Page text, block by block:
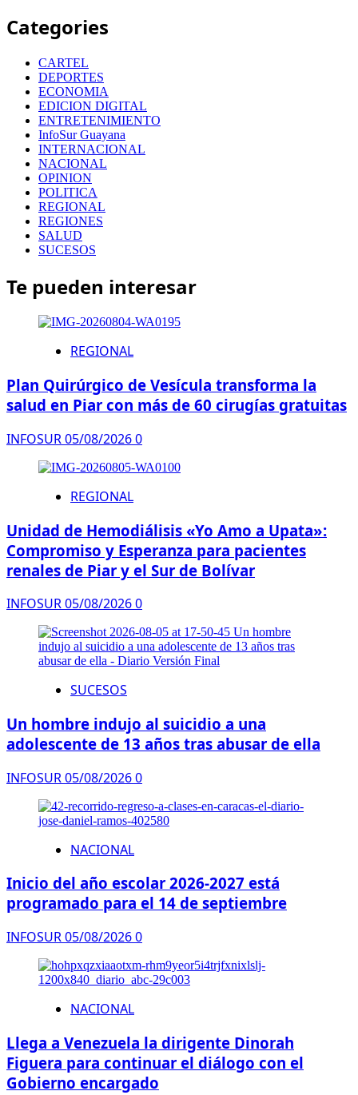
Categories
CARTEL
DEPORTES
ECONOMIA
EDICION DIGITAL
ENTRETENIMIENTO
InfoSur Guayana
INTERNACIONAL
NACIONAL
OPINION
POLITICA
REGIONAL
REGIONES
SALUD
SUCESOS
Te pueden interesar
REGIONAL
Plan Quirúrgico de Vesícula transforma la
salud en Piar con más de 60 cirugías gratuitas
INFOSUR05/08/20260
REGIONAL
Unidad de Hemodiálisis «Yo Amo a Upata»:
Compromiso y Esperanza para pacientes
renales de Piar y el Sur de Bolívar
INFOSUR05/08/20260
SUCESOS
Un hombre indujo al suicidio a una
adolescente de 13 años tras abusar de ella
INFOSUR05/08/20260
NACIONAL
Inicio del año escolar 2026-2027 está
programado para el 14 de septiembre
INFOSUR05/08/20260
NACIONAL
Llega a Venezuela la dirigente Dinorah
Figuera para continuar el diálogo con el
Gobierno encargado